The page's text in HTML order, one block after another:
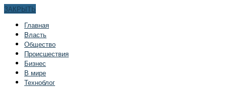
ЗАКРЫТЬ
Главная
Bласть
Общество
Происшествия
Бизнес
В мире
Техноблог